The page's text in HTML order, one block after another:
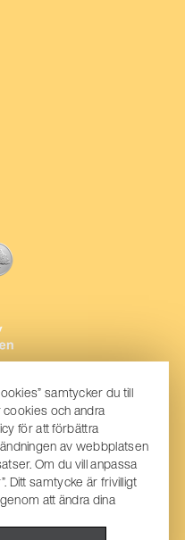
samtycker du till
cookies och andra
för att förbättra
av webbplatsen
Om du vill anpassa
Ditt samtycke är frivilligt
att ändra dina